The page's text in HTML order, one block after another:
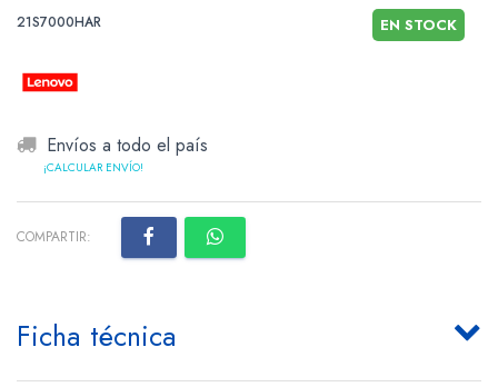
21S7000HAR EN STOCK
Envíos a todo el país
¡CALCULAR ENVÍO!
COMPARTIR:
Ficha técnica